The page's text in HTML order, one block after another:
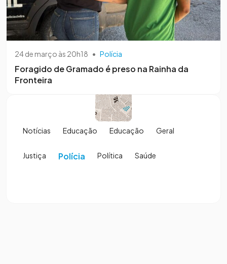
24 de março às 20h18 • Polícia
Foragido de Gramado é preso na Rainha da
Fronteira
Notícias Educação Educação Geral
Justiça Polícia Política Saúde